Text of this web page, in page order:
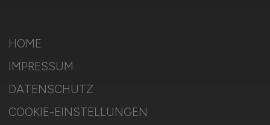
HOME
IMPRESSUM
DATENSCHUTZ
COOKIE-EINSTELLUNGEN